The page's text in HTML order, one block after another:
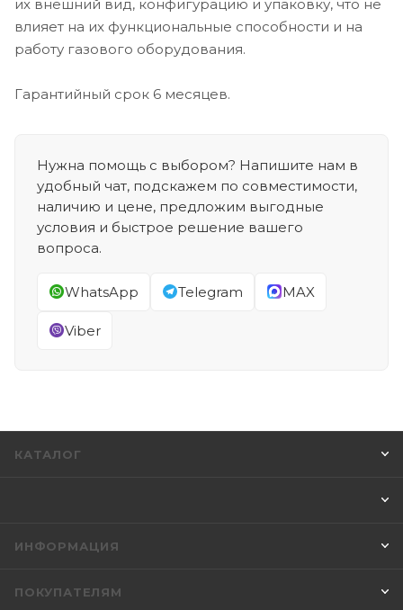
их внешний вид, конфигурацию и упаковку, что не
влияет на их функциональные способности и на
работу газового оборудования.
Гарантийный срок 6 месяцев.
Нужна помощь с выбором? Напишите нам в
удобный чат, подскажем по совместимости,
наличию и цене, предложим выгодные
условия и быстрое решение вашего
вопроса.
WhatsApp Telegram MAX
Viber
КАТАЛОГ
ИНФОРМАЦИЯ
ПОКУПАТЕЛЯМ